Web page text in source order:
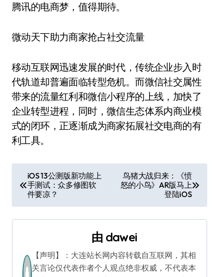
腾讯的电商梦，值得期待。
微动天下助力商家抢占社交流量
移动互联网迅速发展的时代，传统企业步入时
代轨道却普遍面临转型危机。而微信社交属性
带来的流量红利和微信小程序的上线，加快了
企业转型进程，同时，微信生态体系内商业模
式的闭环，正逐渐成为商家拓展社交电商的有
利工具。
章
导
iOS 13公测版新功能上
手测试：众多修图软
件要凉？
鸟猪大战归来：《愤
怒的小鸟》AR版马上
登陆iOS
由 dawei
【声明】：大连站长网内容转载自互联网，其相
关言论仅代表作者个人观点绝非权威，不代表本